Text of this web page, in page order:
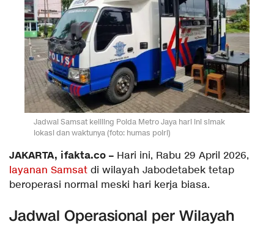
Jadwal Samsat keliling Polda Metro Jaya hari ini simak
lokasi dan waktunya (foto: humas polri)
JAKARTA, ifakta.co – Hari ini, Rabu 29 April 2026,
layanan Samsat di wilayah Jabodetabek tetap
beroperasi normal meski hari kerja biasa.
Jadwal Operasional per Wilayah